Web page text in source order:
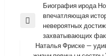
Навигация
по
записям
Previous
Биография ирода
впечатляющая
невероятных
захватывающих
Наталья Фриске —